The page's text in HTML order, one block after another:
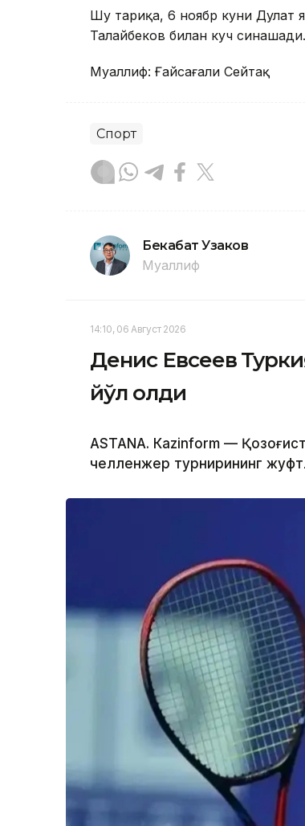
Шу тариқа, 6 ноябр куни Дулат
Талайбеков билан куч синашади.
Муаллиф: Ғайсағали Сейтақ
Спорт
Бекабат Узаков
Муаллиф
14:10, 06 Август 2026
Денис Евсеев
йўл олди
ASTANА. Кazinform —
челленжер турнирининг